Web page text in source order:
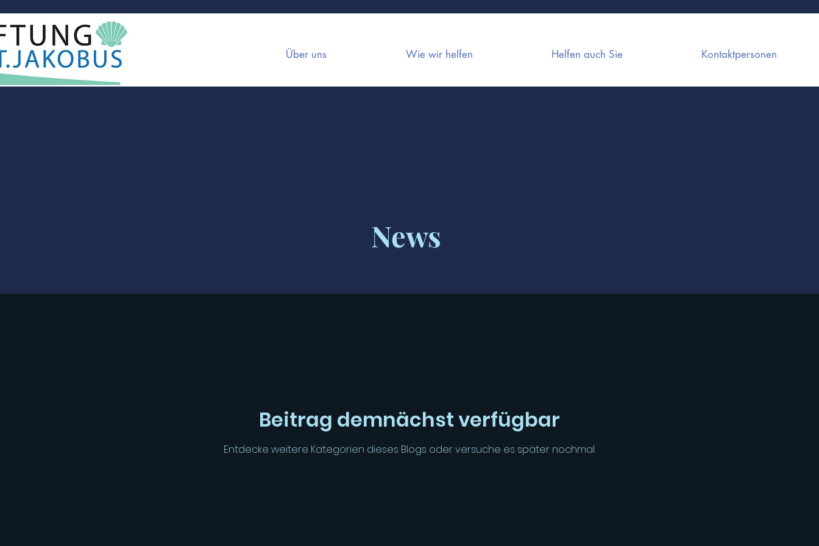
Über uns Wie wir helfen Helfen auch Sie Kontaktpersonen
News
Beitrag demnächst verfügbar
Entdecke weitere Kategorien dieses Blogs oder versuche es später nochmal.